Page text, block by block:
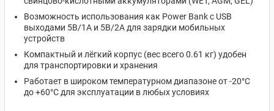
Возможность использования как Power Bank с USB
выходами 5В/1А и 5В/2А для зарядки мобильных
устройств
Компактный и лёгкий корпус (вес всего 0.61 кг) удобен
для транспортировки и хранения
Работает в широком температурном диапазоне от -20°C
до +60°C для эксплуатации в любых условиях